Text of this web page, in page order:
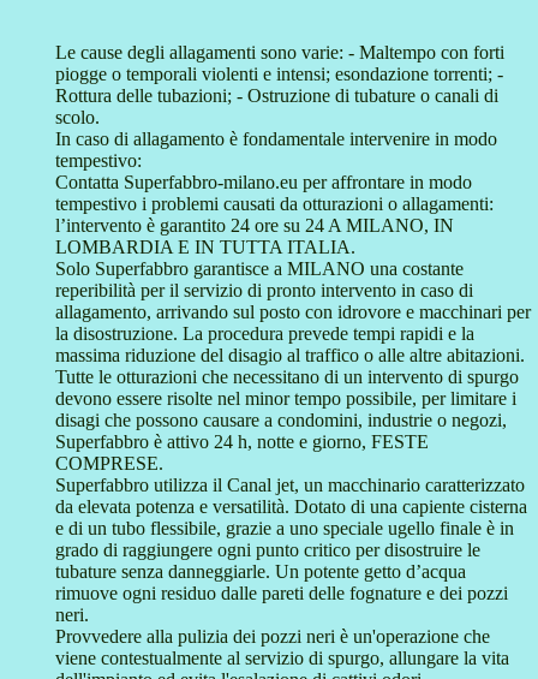
Le cause degli allagamenti sono varie: - Maltempo con forti
piogge o temporali violenti e intensi; esondazione torrenti; -
Rottura delle tubazioni; - Ostruzione di tubature o canali di
scolo.
In caso di allagamento è fondamentale intervenire in modo
tempestivo:
Contatta Superfabbro-milano.eu per affrontare in modo
tempestivo i problemi causati da otturazioni o allagamenti:
l’intervento è garantito 24 ore su 24 A MILANO, IN
LOMBARDIA E IN TUTTA ITALIA.
Solo Superfabbro garantisce a MILANO una costante
reperibilità per il servizio di pronto intervento in caso di
allagamento, arrivando sul posto con idrovore e macchinari per
la disostruzione. La procedura prevede tempi rapidi e la
massima riduzione del disagio al traffico o alle altre abitazioni.
Tutte le otturazioni che necessitano di un intervento di spurgo
devono essere risolte nel minor tempo possibile, per limitare i
disagi che possono causare a condomini, industrie o negozi,
Superfabbro è attivo 24 h, notte e giorno, FESTE
COMPRESE.
Superfabbro utilizza il Canal jet, un macchinario caratterizzato
da elevata potenza e versatilità. Dotato di una capiente cisterna
e di un tubo flessibile, grazie a uno speciale ugello finale è in
grado di raggiungere ogni punto critico per disostruire le
tubature senza danneggiarle. Un potente getto d’acqua
rimuove ogni residuo dalle pareti delle fognature e dei pozzi
neri.
Provvedere alla pulizia dei pozzi neri è un'operazione che
viene contestualmente al servizio di spurgo, allungare la vita